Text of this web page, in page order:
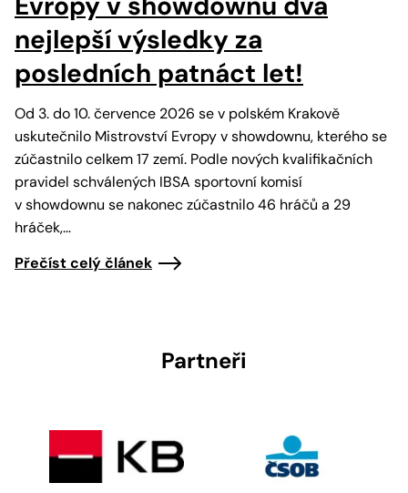
nejlepší výsledky za
posledních patnáct let!
Od 3. do 10. července 2026 se v polském Krakově
uskutečnilo Mistrovství Evropy v showdownu, kterého se
zúčastnilo celkem 17 zemí. Podle nových kvalifikačních
pravidel schválených IBSA sportovní komisí
v showdownu se nakonec zúčastnilo 46 hráčů a 29
hráček,…
Přečíst celý článek
Partneři